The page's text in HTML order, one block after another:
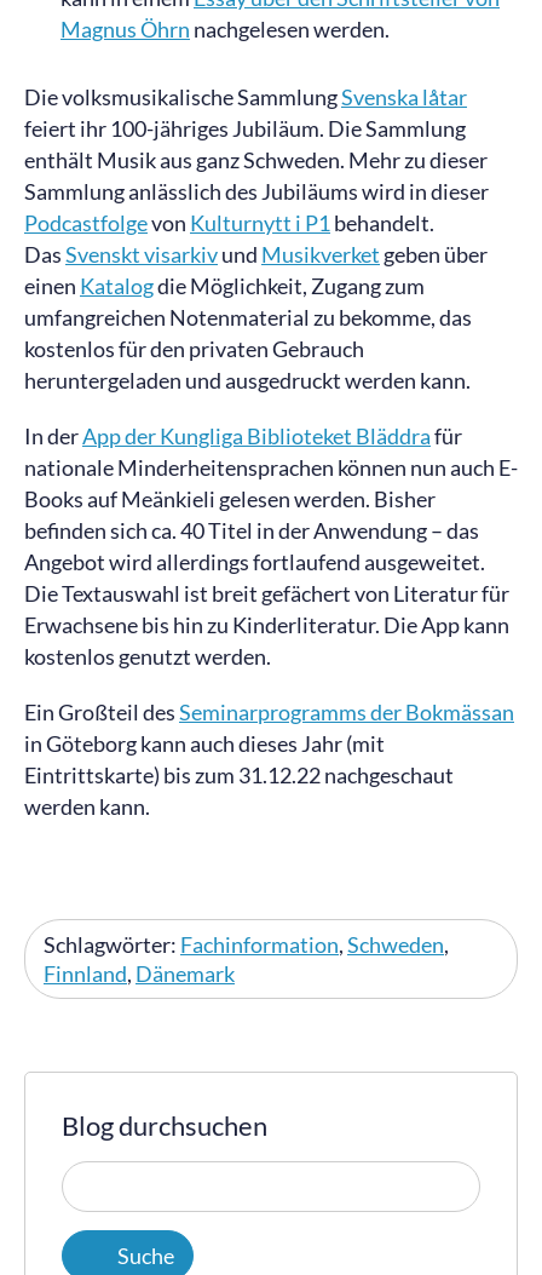
Magnus Öhrn nachgelesen werden.
Die volksmusikalische SammlungSvenska låtar
feiert ihr 100-jähriges Jubiläum. Die Sammlung
enthält Musik aus ganz Schweden. Mehr zu dieser
Sammlung anlässlich des Jubiläums wird in dieser
Podcastfolgevon Kulturnytt i P1 behandelt.
DasSvenskt visarkivund Musikverket geben über
einen Katalogdie Möglichkeit, Zugang zum
umfangreichen Notenmaterial zu bekomme, das
kostenlos für den privaten Gebrauch
heruntergeladen und ausgedruckt werden kann.
In derApp der Kungliga Biblioteket Bläddrafür
nationale Minderheitensprachen können nun auch E-
Books auf Meänkieli gelesen werden. Bisher
befinden sich ca. 40 Titel in der Anwendung – das
Angebot wird allerdings fortlaufend ausgeweitet.
Die Textauswahl ist breit gefächert von Literatur für
Erwachsene bis hin zu Kinderliteratur. Die App kann
kostenlos genutzt werden.
Ein Großteil desSeminarprogramms der Bokmässan
in Göteborg kann auch dieses Jahr (mit
Eintrittskarte) bis zum 31.12.22 nachgeschaut
werden kann.
Schlagwörter: Fachinformation,Schweden,
Finnland, Dänemark
Blog durchsuchen